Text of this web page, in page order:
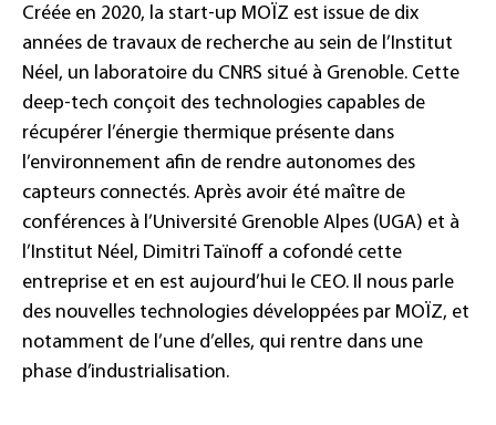
Créée en 2020, la start-up MOÏZ est issue de dix
années de travaux de recherche au sein de l’Institut
Néel, un laboratoire du CNRS situé à Grenoble. Cette
deep-tech conçoit des technologies capables de
récupérer l’énergie thermique présente dans
l’environnement afin de rendre autonomes des
capteurs connectés. Après avoir été maître de
conférences à l’Université Grenoble Alpes (UGA) et à
l’Institut Néel, Dimitri Taïnoff a cofondé cette
entreprise et en est aujourd’hui le CEO. Il nous parle
des nouvelles technologies développées par MOÏZ, et
notamment de l’une d’elles, qui rentre dans une
phase d’industrialisation.